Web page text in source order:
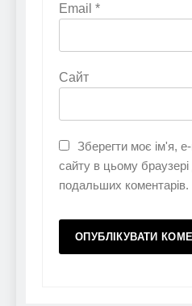
Email *
Сайт
Зберегти моє ім'я,
сайту в цьому
подальших коментарів.